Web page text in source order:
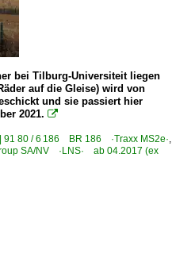
bei Tilburg-Universiteit liegen
auf die Gleise) wird von
und sie passiert hier
2021. 
91 80 / 6 186 BR 186 ·Traxx MS2e·,
SA/NV ·LNS· ab 04.2017 (ex